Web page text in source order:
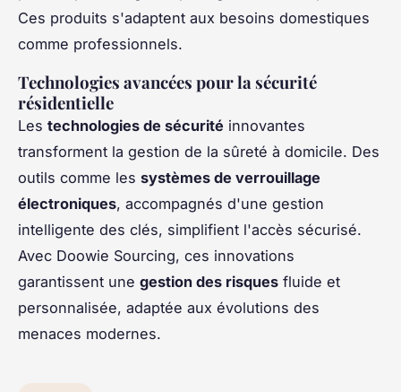
Ces produits s'adaptent aux besoins domestiques
comme professionnels.
Technologies avancées pour la sécurité
résidentielle
Les technologies de sécurité innovantes
transforment la gestion de la sûreté à domicile. Des
outils comme les systèmes de verrouillage
électroniques, accompagnés d'une gestion
intelligente des clés, simplifient l'accès sécurisé.
Avec Doowie Sourcing, ces innovations
garantissent une gestion des risques fluide et
personnalisée, adaptée aux évolutions des
menaces modernes.